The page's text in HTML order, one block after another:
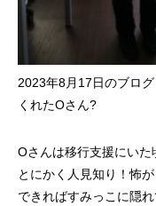
2023年8月17日のブログ
くれたOさん?
Oさんは移行支援にい
とにかく人見知り！怖
できればすみっこに隠